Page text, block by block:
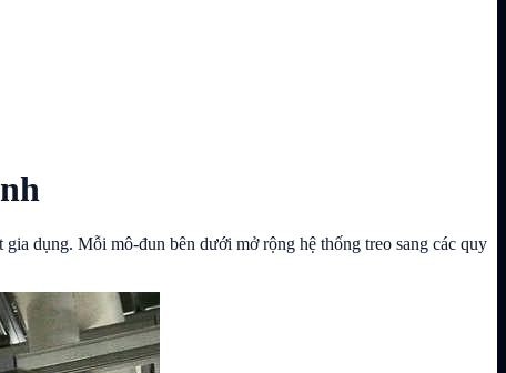
dụng. Mỗi mô-đun bên dưới mở rộng hệ thống treo sang các quy